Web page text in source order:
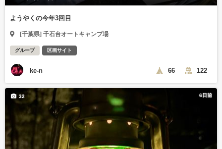
ようやくの今年3回目
[千葉県] 千石台オートキャンプ場
グループ 区画サイト
ke-n 66 122
6日前
32